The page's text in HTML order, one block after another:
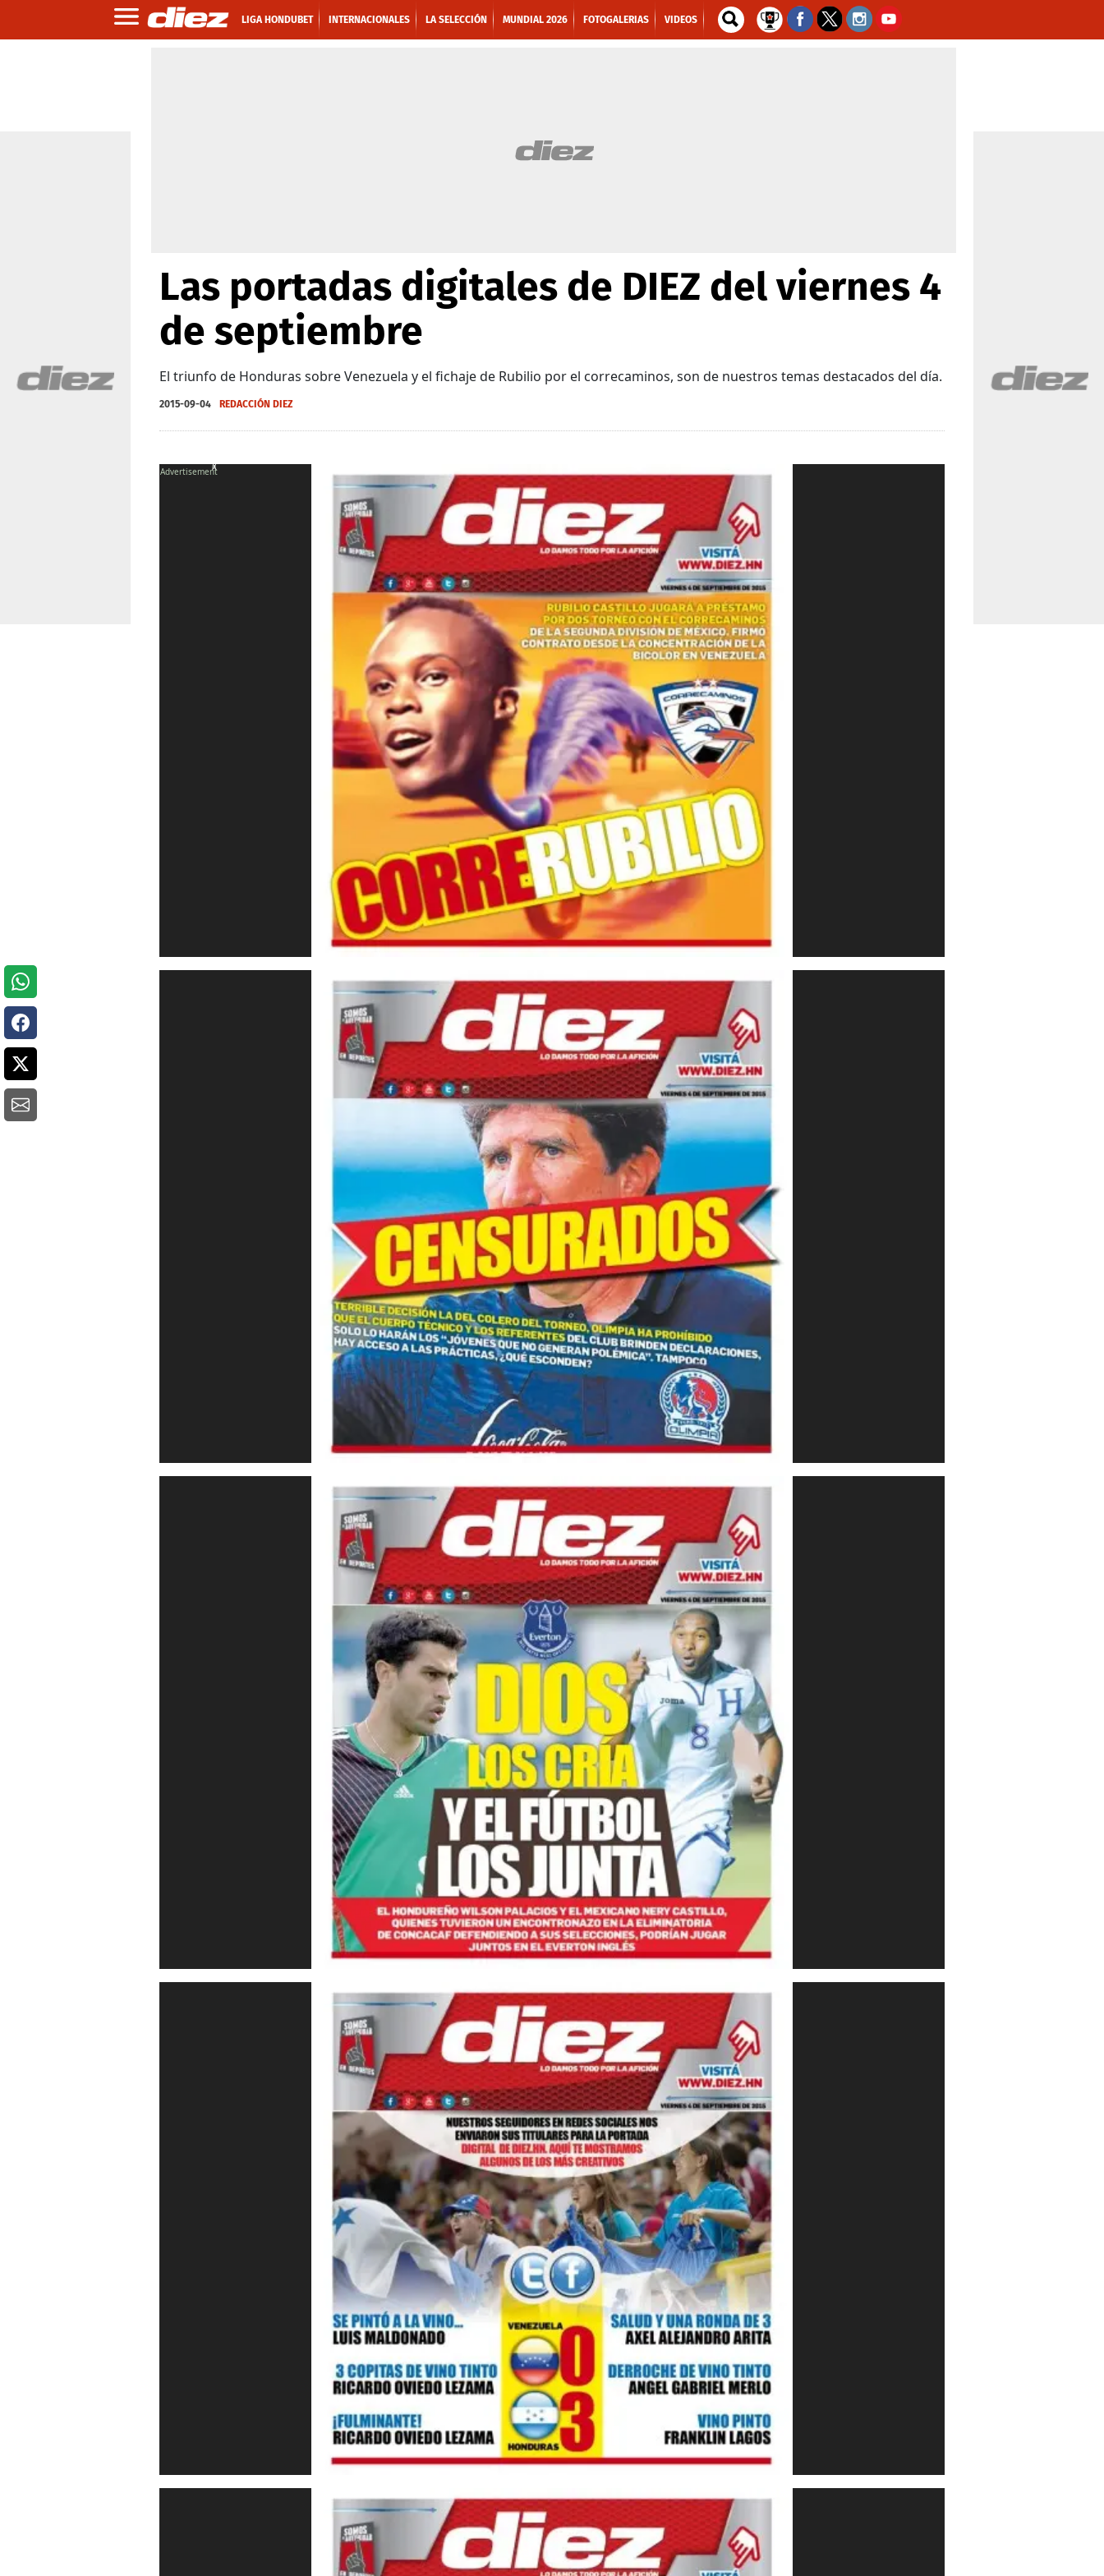
LIGA HONDUBET INTERNACIONALES LA SELECCIÓN MUNDIAL 2026 FOTOGALERIAS VIDEOS
Las portadas digitales de DIEZ del viernes 4
de septiembre
El triunfo de Honduras sobre Venezuela y el fichaje de Rubilio por el correcaminos, son de nuestros temas destacados del día.
2015-09-04 REDACCIÓN DIEZ
X